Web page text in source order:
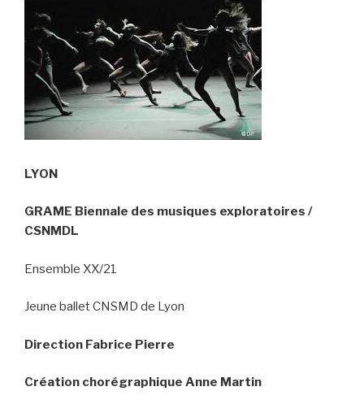
LYON
GRAME Biennale des musiques exploratoires /
CSNMDL
Ensemble XX/21
Jeune ballet CNSMD de Lyon
Direction Fabrice Pierre
Création chorégraphique Anne Martin